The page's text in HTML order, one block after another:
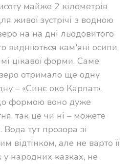
майже 2 кілометрів
живої зустрічі з водною
на на дні льодовитого
видніються кам'яні осипи,
цікавої форми. Саме
отримало ще одну
– «Синє око Карпат».
формою воно дуже
так це чи ні – можете
Вода тут прозора зі
відтінком, але не варто її
народних казках, не